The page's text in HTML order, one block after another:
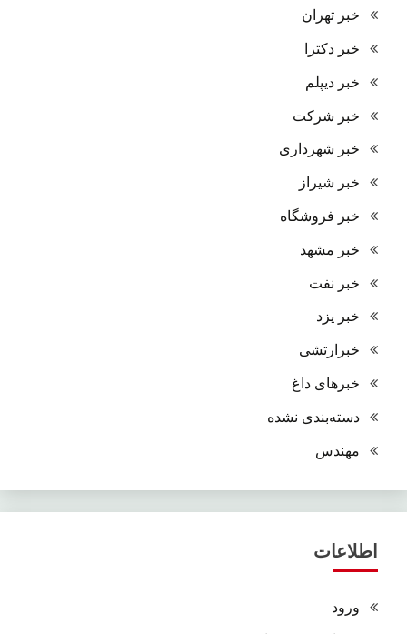
خبر تهران
خبر دکترا
خبر دیپلم
خبر شرکت
خبر شهرداری
خبر شیراز
خبر فروشگاه
خبر مشهد
خبر نفت
خبر یزد
خبرارتشی
خبرهای داغ
دسته‌بندی نشده
مهندس
اطلاعات
ورود